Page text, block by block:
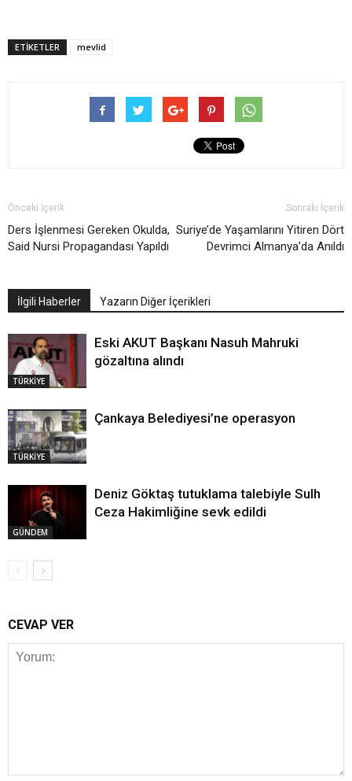
ETIKETLER mevlid
Önceki İçerik
Ders İşlenmesi Gereken Okulda,
Said Nursi Propagandası Yapıldı
Sonraki İçerik
Suriye’de Yaşamlarını Yitiren Dört
Devrimci Almanya’da Anıldı
İlgili Haberler Yazarın Diğer İçerikleri
TÜRKİYE
Eski AKUT Başkanı Nasuh Mahruki
gözaltına alındı
TÜRKİYE
Çankaya Belediyesi’ne operasyon
GÜNDEM
Deniz Göktaş tutuklama talebiyle Sulh
Ceza Hakimliğine sevk edildi
CEVAP VER